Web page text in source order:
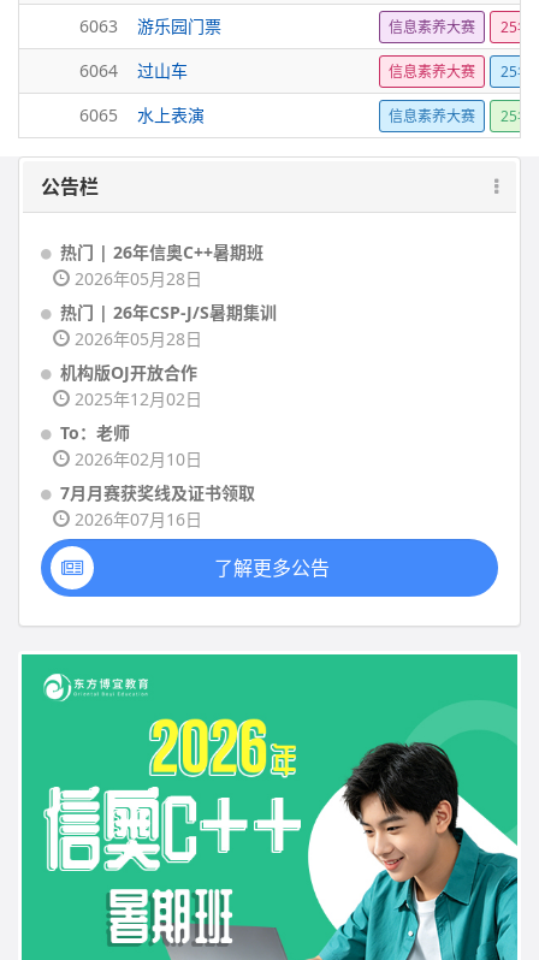
6063 游乐园门票 信息素养大赛 25年
6064 过山车 信息素养大赛 25年
6065 水上表演 信息素养大赛 25年
公告栏
热门 | 26年信奥C++暑期班
2026年05月28日
热门 | 26年CSP-J/S暑期集训
2026年05月28日
机构版OJ开放合作
2025年12月02日
To：老师
2026年02月10日
7月月赛获奖线及证书领取
2026年07月16日
了解更多公告